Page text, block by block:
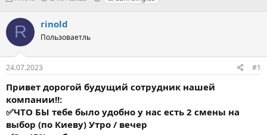
т
р
т
е
м
ы
т
н
а
а
г
R Пользоваетль
24.07.2023
Привет дорогой будущий сотрудник нашей
компании!!:
✅ЧТО БЫ тебе было удобно у нас есть 2 смены на
выбор (по Киеву) Утро / вечер
✅Зп 45% от баланса, выплата на крипту или карту